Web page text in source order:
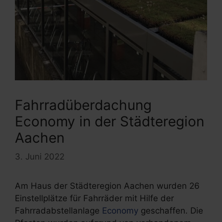
Fahrradüberdachung
Economy in der Städteregion
Aachen
3. Juni 2022
Am Haus der Städteregion Aachen wurden 26
Einstellplätze für Fahrräder mit Hilfe der
Fahrradabstellanlage Economy geschaffen. Die